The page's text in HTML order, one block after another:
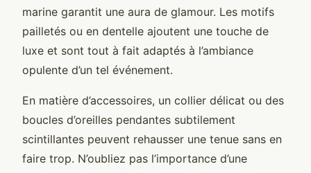
marine garantit une aura de glamour. Les motifs
pailletés ou en dentelle ajoutent une touche de
luxe et sont tout à fait adaptés à l’ambiance
opulente d’un tel événement.
En matière d’accessoires, un collier délicat ou des
boucles d’oreilles pendantes subtilement
scintillantes peuvent rehausser une tenue sans en
faire trop. N’oubliez pas l’importance d’une